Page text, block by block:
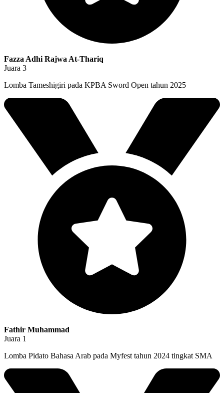
Fazza Adhi Rajwa At-Thariq
Juara 3
Lomba Tameshigiri pada KPBA Sword Open tahun 2025
Fathir Muhammad
Juara 1
Lomba Pidato Bahasa Arab pada Myfest tahun 2024 tingkat SMA